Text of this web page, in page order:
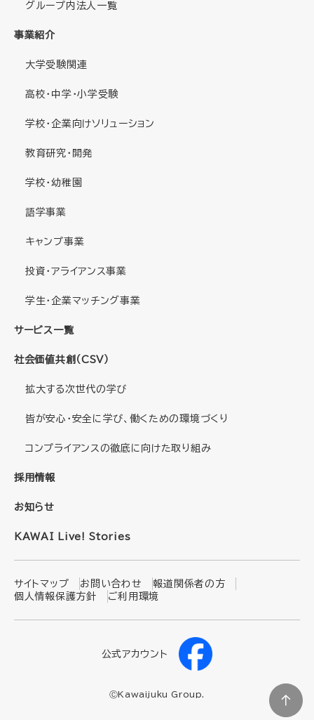
グループ内法人一覧
事業紹介
大学受験関連
高校・中学・小学受験
学校・企業向けソリューション
教育研究・開発
学校・幼稚園
語学事業
キャンプ事業
投資・アライアンス事業
学生・企業マッチング事業
サービス一覧
社会価値共創（CSV）
拡大する次世代の学び
皆が安心・安全に学び、働くための環境づくり
コンプライアンスの徹底に向けた取り組み
採用情報
お知らせ
KAWAI Live! Stories
サイトマップ お問い合わせ
報道関係者の方
個人情報保護方針
ご利用環境
公式アカウント
ⒸKawaijuku Group.